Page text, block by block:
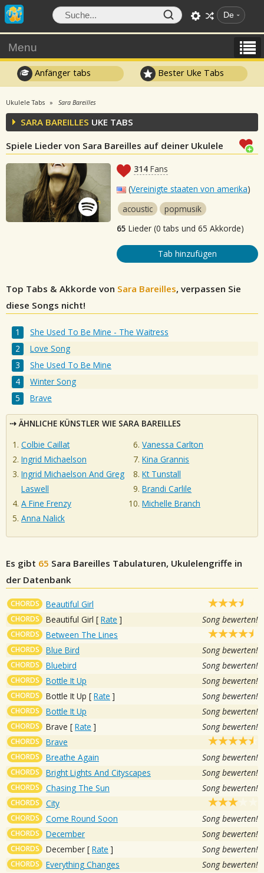
De
Menu
Anfänger tabs Bester Uke Tabs
Ukulele Tabs Sara Bareilles
SARA BAREILLES UKE TABS
Spiele Lieder von Sara Bareilles auf deiner Ukulele
314 Fans
(Vereinigte staaten von amerika)
acoustic
popmusik
65 Lieder (0 tabs und 65 Akkorde)
Tab hinzufügen
Top Tabs & Akkorde von Sara Bareilles, verpassen Sie
diese Songs nicht!
She Used To Be Mine - The Waitress
Love Song
She Used To Be Mine
Winter Song
Brave
ÄHNLICHE KÜNSTLER WIE SARA BAREILLES
Colbie Caillat
Ingrid Michaelson
Ingrid Michaelson And Greg
Laswell
A Fine Frenzy
Anna Nalick
Vanessa Carlton
Kina Grannis
Kt Tunstall
Brandi Carlile
Michelle Branch
Es gibt 65 Sara Bareilles Tabulaturen, Ukulelengriffe in
der Datenbank
CHORDS Beautiful Girl
CHORDS Beautiful Girl [ Rate ] Song bewerten!
CHORDS Between The Lines
CHORDS Blue Bird Song bewerten!
CHORDS Bluebird Song bewerten!
CHORDS Bottle It Up Song bewerten!
CHORDS Bottle It Up [ Rate ] Song bewerten!
CHORDS Bottle It Up Song bewerten!
CHORDS Brave [ Rate ] Song bewerten!
CHORDS Brave
CHORDS Breathe Again Song bewerten!
CHORDS Bright Lights And Cityscapes Song bewerten!
CHORDS Chasing The Sun Song bewerten!
CHORDS City
CHORDS Come Round Soon Song bewerten!
CHORDS December Song bewerten!
CHORDS December [ Rate ] Song bewerten!
CHORDS Everything Changes Song bewerten!